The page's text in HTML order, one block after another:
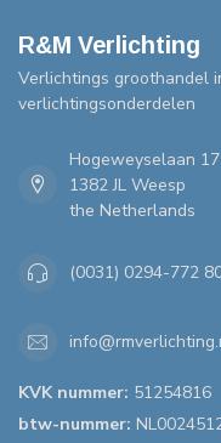
R&M Verlichting
Verlichtings groothandel
verlichtingsonderdelen
Hogeweyselaan
1382 JL Weesp
the Netherlands
(0031) 0294-772
KVK nummer: 51254816
btw-nummer: